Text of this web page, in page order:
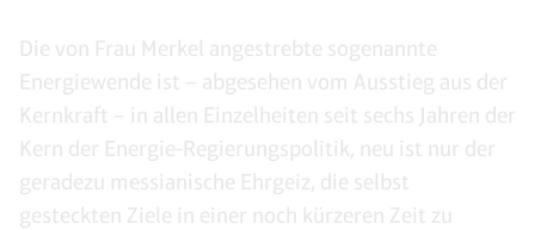
Die von Frau Merkel angestrebte sogenannte
Energiewende ist – abgesehen vom Ausstieg aus der
Kernkraft – in allen Einzelheiten seit sechs Jahren der
Kern der Energie-Regierungspolitik, neu ist nur der
geradezu messianische Ehrgeiz, die selbst
gesteckten Ziele in einer noch kürzeren Zeit zu